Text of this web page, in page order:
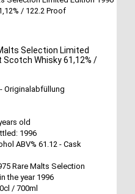
Selection Limited
Scotch Whisky 61,12% /
Originalabfüllung
old
1996
ABV% 61.12 - Cask
Rare Malts Selection
the year 1996
/ 700ml